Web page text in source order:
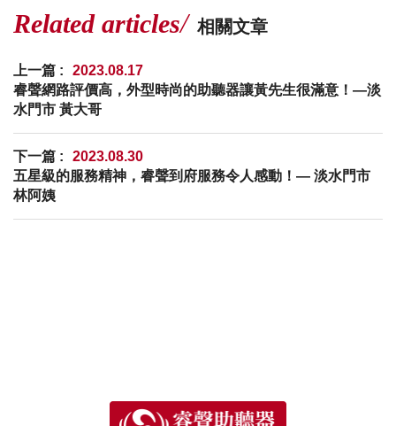
Related articles 相關文章
上一篇 :
2023.08.17
睿聲網路評價高，外型時尚的助聽器讓黃先生很滿意！—淡
水門市 黃大哥
下一篇 :
2023.08.30
五星級的服務精神，睿聲到府服務令人感動！— 淡水門市
林阿姨